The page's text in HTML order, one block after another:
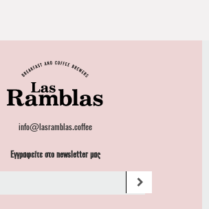
info@lasramblas.coffee
Εγγραφείτε στο newsletter μας